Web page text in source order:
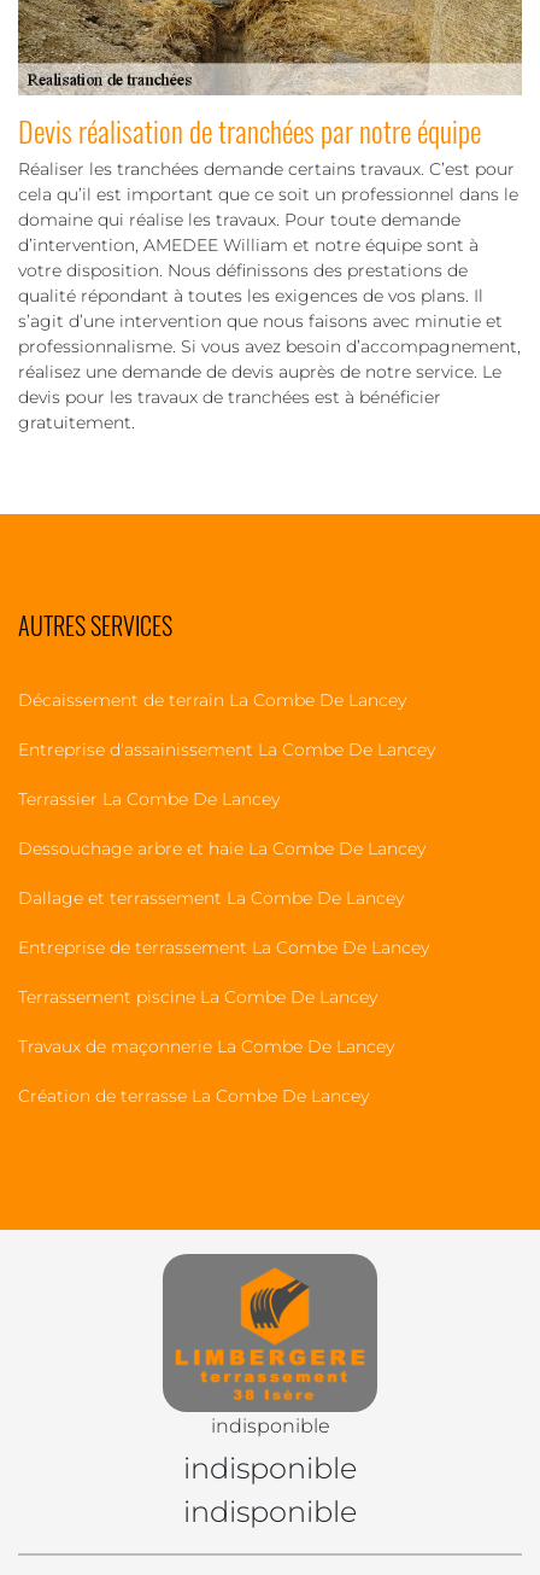
Devis réalisation de tranchées par notre équipe
Réaliser les tranchées demande certains travaux. C’est pour
cela qu’il est important que ce soit un professionnel dans le
domaine qui réalise les travaux. Pour toute demande
d’intervention, AMEDEE William et notre équipe sont à
votre disposition. Nous définissons des prestations de
qualité répondant à toutes les exigences de vos plans. Il
s’agit d’une intervention que nous faisons avec minutie et
professionnalisme. Si vous avez besoin d’accompagnement,
réalisez une demande de devis auprès de notre service. Le
devis pour les travaux de tranchées est à bénéficier
gratuitement.
AUTRES SERVICES
Décaissement de terrain La Combe De Lancey
Entreprise d'assainissement La Combe De Lancey
Terrassier La Combe De Lancey
Dessouchage arbre et haie La Combe De Lancey
Dallage et terrassement La Combe De Lancey
Entreprise de terrassement La Combe De Lancey
Terrassement piscine La Combe De Lancey
Travaux de maçonnerie La Combe De Lancey
Création de terrasse La Combe De Lancey
indisponible
indisponible
indisponible